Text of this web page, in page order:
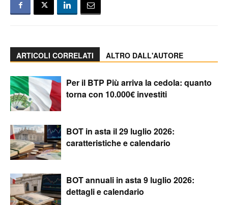
ARTICOLI CORRELATI ALTRO DALL'AUTORE
Per il BTP Più arriva la cedola: quanto
torna con 10.000€ investiti
BOT in asta il 29 luglio 2026:
caratteristiche e calendario
BOT annuali in asta 9 luglio 2026:
dettagli e calendario